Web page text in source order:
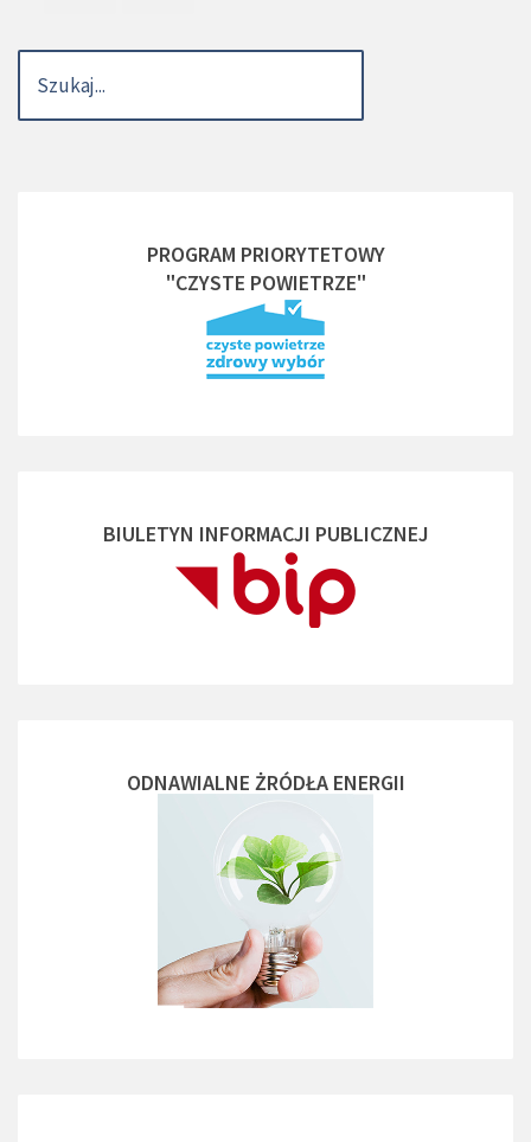
PROGRAM PRIORYTETOWY
"CZYSTE POWIETRZE"
BIULETYN INFORMACJI PUBLICZNEJ
ODNAWIALNE ŻRÓDŁA ENERGII